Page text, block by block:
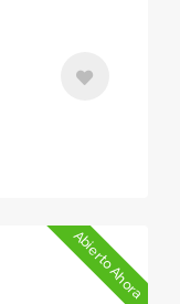
Abierto Ahora